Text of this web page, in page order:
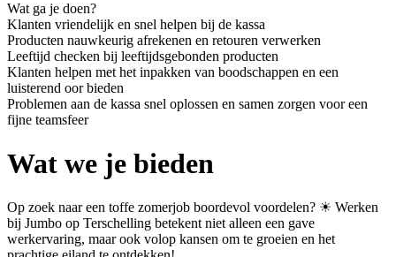
Wat ga je doen?
Klanten vriendelijk en snel helpen bij de kassa
Producten nauwkeurig afrekenen en retouren verwerken
Leeftijd checken bij leeftijdsgebonden producten
Klanten helpen met het inpakken van boodschappen en een
luisterend oor bieden
Problemen aan de kassa snel oplossen en samen zorgen voor een
fijne teamsfeer
Wat we je bieden
Op zoek naar een toffe zomerjob boordevol voordelen? ☀ Werken
bij Jumbo op Terschelling betekent niet alleen een gave
werkervaring, maar ook volop kansen om te groeien en het